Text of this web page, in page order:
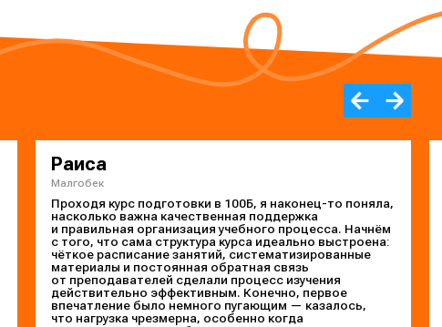
Раиса
Малгобек
Проходя курс подготовки в 100Б, я наконец-то поняла,
насколько важна качественная поддержка
и правильная организация учебного процесса. Начнём
с того, что сама структура курса идеально выстроена:
чёткое расписание занятий, систематизированные
материалы и постоянная обратная связь
от преподавателей сделали процесс изучения
действительно эффективным. Конечно, первое
впечатление было немного пугающим — казалось,
что нагрузка чрезмерна, особенно когда